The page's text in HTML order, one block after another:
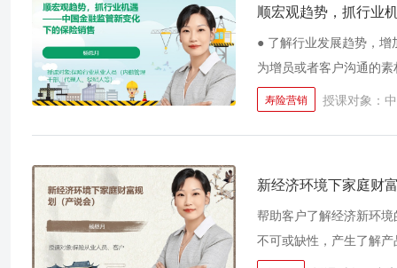
顺宏观趋势，抓行业
● 了解行业发展趋势，
为增员或者客户沟通的素
寿险营销 授课对象：
新经济环境下家庭财
帮助客户了解经济新环
不可或缺性，产生了解产